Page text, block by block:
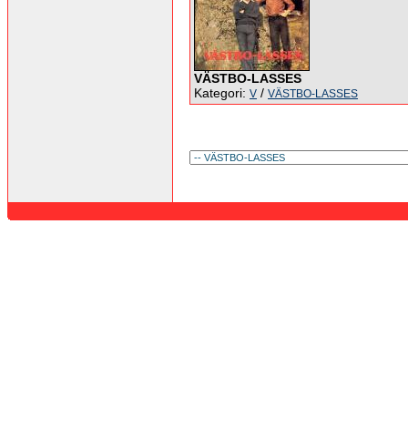
VÄSTBO-LASSES
Kategori: V / VÄSTBO-LASSES